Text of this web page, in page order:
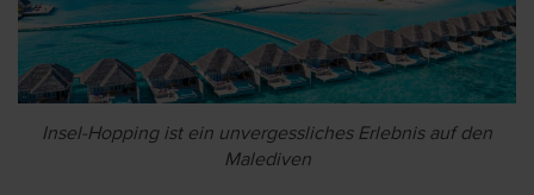
Insel-Hopping ist ein unvergessliches Erlebnis auf den
Malediven